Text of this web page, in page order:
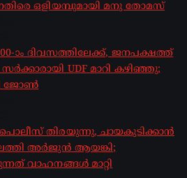
ഒളിയമ്പുമായി മനു തോമസ്
ാം ദിവസത്തിലേക്ക്, ജനപക്ഷത്ത്
UDF മാറി കഴിഞ്ഞു;
ജോൺ
പൊലീസ് തിരയുന്നു, ചായകുടിക്കാൻ
അർജുൻ ആയങ്കി;
വാഹനങ്ങൾ മാറ്റി